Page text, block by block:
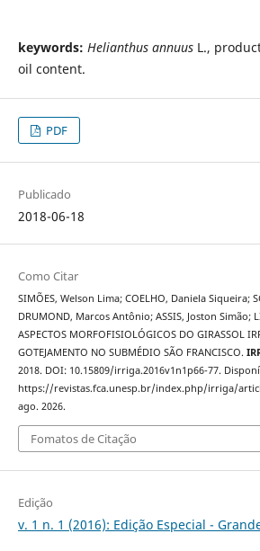
keywords: Helianthus annuus L.,
oil content.
PDF
Publicado
2018-06-18
Como Citar
SIMÕES, Welson Lima; COELHO, Daniela Siqueira;
DRUMOND, Marcos Antônio; ASSIS, Joston Simão;
ASPECTOS MORFOFISIOLÓGICOS DO GIRASSOL
GOTEJAMENTO NO SUBMÉDIO SÃO FRANCISCO.
2018. DOI: 10.15809/irriga.2016v1n1p66-77.
https://revistas.fca.unesp.br/index.php/irriga/
ago. 2026.
Fomatos de Citação
Edição
v. 1 n. 1 (2016): Edição Especial -